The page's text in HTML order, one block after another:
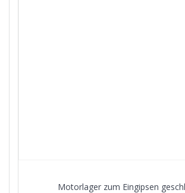
Motorlager zum Eingipsen